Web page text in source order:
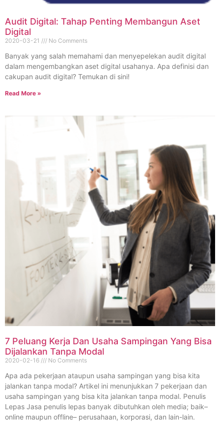
Audit Digital: Tahap Penting Membangun Aset
Digital
2020-03-21 No Comments
Banyak yang salah memahami dan menyepelekan audit digital
dalam mengembangkan aset digital usahanya. Apa definisi dan
cakupan audit digital? Temukan di sini!
Read More »
7 Peluang Kerja Dan Usaha Sampingan Yang Bisa
Dijalankan Tanpa Modal
2020-02-16 No Comments
Apa ada pekerjaan ataupun usaha sampingan yang bisa kita
jalankan tanpa modal? Artikel ini menunjukkan 7 pekerjaan dan
usaha sampingan yang bisa kita jalankan tanpa modal. Penulis
Lepas Jasa penulis lepas banyak dibutuhkan oleh media; baik–
online maupun offline– perusahaan, korporasi, dan lain-lain.